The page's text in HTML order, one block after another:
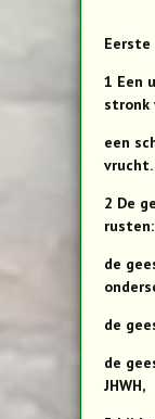
Eerste
1 Een
stronk
een
vrucht.
2 De
rusten:
de
de
de
JHWH,